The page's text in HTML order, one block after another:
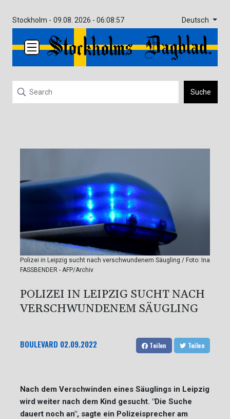
Stockholm - 09.08. 2026 - 06:08:57 Deutsch
Suche
Polizei in Leipzig sucht nach verschwundenem Säugling / Foto: Ina
FASSBENDER - AFP/Archiv
POLIZEI IN LEIPZIG SUCHT NACH
VERSCHWUNDENEM SÄUGLING
BOULEVARD 02.09.2022 Teilen Teilen
Nach dem Verschwinden eines Säuglings in Leipzig
wird weiter nach dem Kind gesucht. "Die Suche
dauert noch an", sagte ein Polizeisprecher am